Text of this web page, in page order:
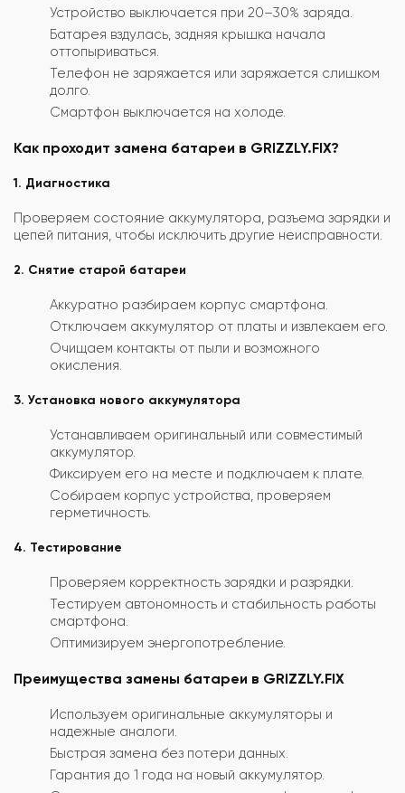
Устройство выключается при 20–30% заряда.
Батарея вздулась, задняя крышка начала
оттопыриваться.
Телефон не заряжается или заряжается слишком
долго.
Смартфон выключается на холоде.
Как проходит замена батареи в GRIZZLY.FIX?
1. Диагностика
Проверяем состояние аккумулятора, разъема зарядки и
цепей питания, чтобы исключить другие неисправности.
2. Снятие старой батареи
Аккуратно разбираем корпус смартфона.
Отключаем аккумулятор от платы и извлекаем его.
Очищаем контакты от пыли и возможного
окисления.
3. Установка нового аккумулятора
Устанавливаем оригинальный или совместимый
аккумулятор.
Фиксируем его на месте и подключаем к плате.
Собираем корпус устройства, проверяем
герметичность.
4. Тестирование
Проверяем корректность зарядки и разрядки.
Тестируем автономность и стабильность работы
смартфона.
Оптимизируем энергопотребление.
Преимущества замены батареи в GRIZZLY.FIX
Используем оригинальные аккумуляторы и
надежные аналоги.
Быстрая замена без потери данных.
Гарантия до 1 года на новый аккумулятор.